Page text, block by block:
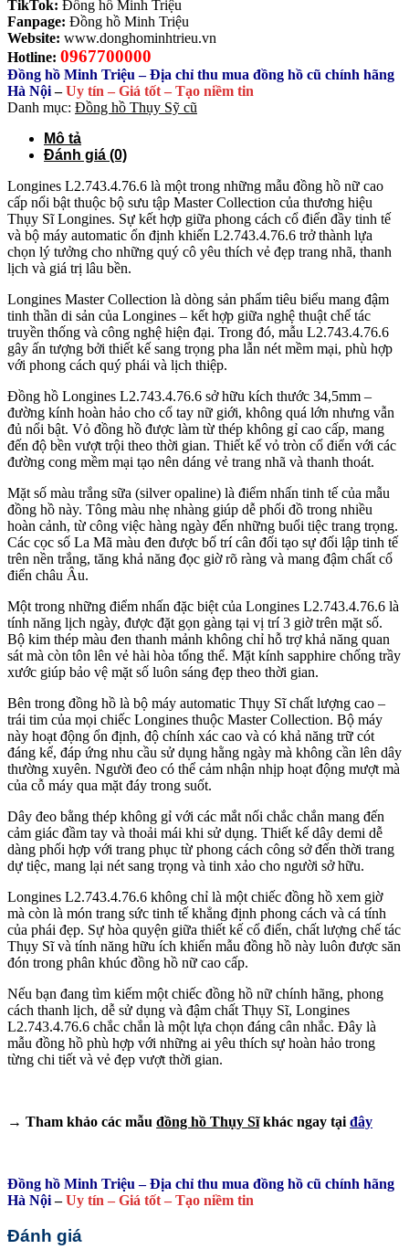
TikTok: Đồng hồ Minh Triệu
Fanpage: Đồng hồ Minh Triệu
Website: www.donghominhtrieu.vn
Hotline: 0967700000
Đồng hồ Minh Triệu – Địa chỉ thu mua đồng hồ cũ chính hãng
Hà Nội–Uy tín – Giá tốt – Tạo niềm tin
Danh mục: Đồng hồ Thụy Sỹ cũ
Mô tả
Đánh giá (0)
Longines L2.743.4.76.6 là một trong những mẫu đồng hồ nữ cao
cấp nổi bật thuộc bộ sưu tập Master Collection của thương hiệu
Thụy SĩLongines. Sự kết hợp giữa phong cách cổ điển đầy tinh tế
và bộ máy automatic ổn định khiến L2.743.4.76.6 trở thành lựa
chọn lý tưởng cho những quý cô yêu thích vẻ đẹp trang nhã, thanh
lịch và giá trị lâu bền.
Longines Master Collection là dòng sản phẩm tiêu biểu mang đậm
tinh thần di sản của Longines – kết hợp giữa nghệ thuật chế tác
truyền thống và công nghệ hiện đại. Trong đó, mẫu L2.743.4.76.6
gây ấn tượng bởi thiết kế sang trọng pha lẫn nét mềm mại, phù hợp
với phong cách quý phái và lịch thiệp.
Đồng hồ Longines L2.743.4.76.6 sở hữu kích thước 34,5mm –
đường kính hoàn hảo cho cổ tay nữ giới, không quá lớn nhưng vẫn
đủ nổi bật. Vỏ đồng hồ được làm từ thép không gỉ cao cấp, mang
đến độ bền vượt trội theo thời gian. Thiết kế vỏ tròn cổ điển với các
đường cong mềm mại tạo nên dáng vẻ trang nhã và thanh thoát.
Mặt số màu trắng sữa (silver opaline) là điểm nhấn tinh tế của mẫu
đồng hồ này. Tông màu nhẹ nhàng giúp dễ phối đồ trong nhiều
hoàn cảnh, từ công việc hàng ngày đến những buổi tiệc trang trọng.
Các cọc số La Mã màu đen được bố trí cân đối tạo sự đối lập tinh tế
trên nền trắng, tăng khả năng đọc giờ rõ ràng và mang đậm chất cổ
điển châu Âu.
Một trong những điểm nhấn đặc biệt của Longines L2.743.4.76.6 là
tính năng lịch ngày, được đặt gọn gàng tại vị trí 3 giờ trên mặt số.
Bộ kim thép màu đen thanh mảnh không chỉ hỗ trợ khả năng quan
sát mà còn tôn lên vẻ hài hòa tổng thể. Mặt kính sapphire chống trầy
xước giúp bảo vệ mặt số luôn sáng đẹp theo thời gian.
Bên trong đồng hồ là bộ máy automatic Thụy Sĩ chất lượng cao –
trái tim của mọi chiếc Longines thuộc Master Collection. Bộ máy
này hoạt động ổn định, độ chính xác cao và có khả năng trữ cót
đáng kể, đáp ứng nhu cầu sử dụng hằng ngày mà không cần lên dây
thường xuyên. Người đeo có thể cảm nhận nhịp hoạt động mượt mà
của cỗ máy qua mặt đáy trong suốt.
Dây đeo bằng thép không gỉ với các mắt nối chắc chắn mang đến
cảm giác đầm tay và thoải mái khi sử dụng. Thiết kế dây demi dễ
dàng phối hợp với trang phục từ phong cách công sở đến thời trang
dự tiệc, mang lại nét sang trọng và tinh xảo cho người sở hữu.
Longines L2.743.4.76.6 không chỉ là một chiếc đồng hồ xem giờ
mà còn là món trang sức tinh tế khẳng định phong cách và cá tính
của phái đẹp. Sự hòa quyện giữa thiết kế cổ điển, chất lượng chế tác
Thụy Sĩ và tính năng hữu ích khiến mẫu đồng hồ này luôn được săn
đón trong phân khúc đồng hồ nữ cao cấp.
Nếu bạn đang tìm kiếm một chiếc đồng hồ nữ chính hãng, phong
cách thanh lịch, dễ sử dụng và đậm chất Thụy Sĩ, Longines
L2.743.4.76.6 chắc chắn là một lựa chọn đáng cân nhắc. Đây là
mẫu đồng hồ phù hợp với những ai yêu thích sự hoàn hảo trong
từng chi tiết và vẻ đẹp vượt thời gian.
→ Tham khảo các mẫu đồng hồ Thụy Sĩkhác ngay tại đây
Đồng hồ Minh Triệu – Địa chỉ thu mua đồng hồ cũ chính hãng
Hà Nội–Uy tín – Giá tốt – Tạo niềm tin
Đánh giá